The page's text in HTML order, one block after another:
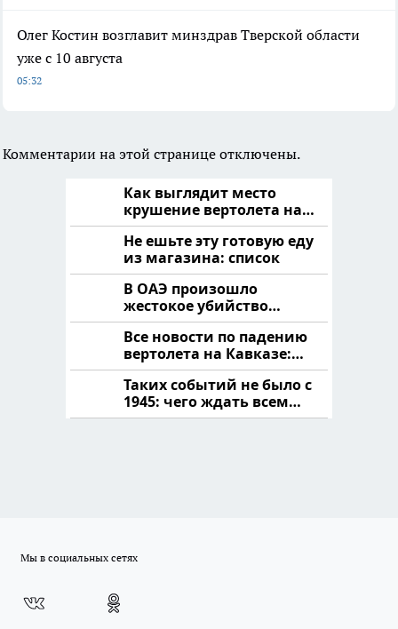
Олег Костин возглавит минздрав Тверской области
уже с 10 августа
05:32
Комментарии на этой странице отключены.
Как выглядит место
крушение вертолета на
Кавказе: смотреть
Не ешьте эту готовую еду
из магазина: список
В ОАЭ произошло
жестокое убийство
криптомиллионера
Все новости по падению
вертолета на Кавказе:
читать здесь
Таких событий не было с
1945: чего ждать всем
нам?
Мы в социальных сетях